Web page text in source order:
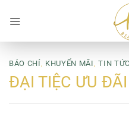
qua
nội
dung
BÁO CHÍ, KHUYẾN MÃI,TIN
ĐẠI TIỆC ƯU